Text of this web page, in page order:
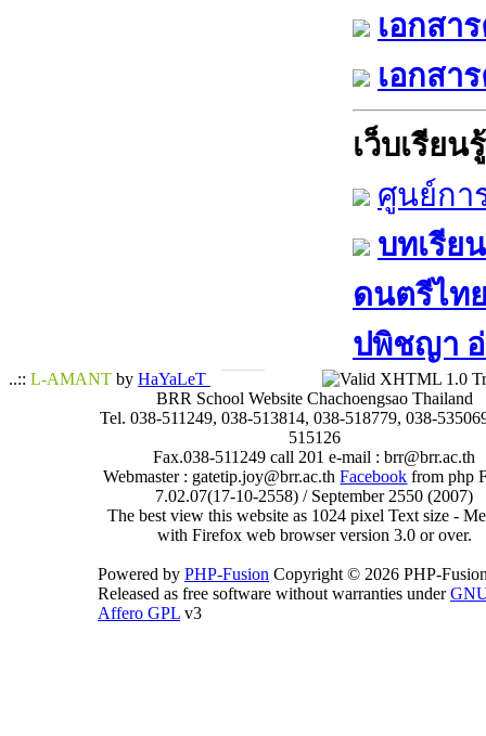
เอกสา
เอกสา
เว็บเรียนรู้
ศูนย์กา
บทเรีย
ดนตรีไท
ปพิชญา​ อ่
..:: L-AMANT by HaYaLeT
BRR School Website Chachoengsao Thailand
Tel. 038-511249, 038-513814, 038-518779, 038-
515126
Fax.038-511249 call 201 e-mail : brr@brr.ac.th
Webmaster : gatetip.joy@brr.ac.thFacebook from php
7.02.07(17-10-2558) / September 2550 (2007)
The best view this website as 1024 pixel Text size -
with Firefox web browser version 3.0 or over.
Powered by PHP-Fusion Copyright © 2026 PHP-
Released as free software without warranties under
Affero GPL v3